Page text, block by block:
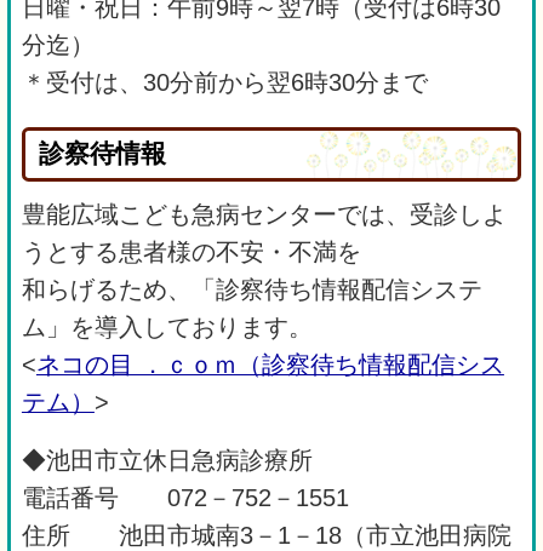
日曜・祝日：午前9時～翌7時（受付は6時30
分迄）
＊受付は、30分前から翌6時30分まで
診察待情報
豊能広域こども急病センターでは、受診しよ
うとする患者様の不安・不満を
和らげるため、「診察待ち情報配信システ
ム」を導入しております。
<ネコの目 ．ｃｏｍ（診察待ち情報配信シス
テム） >
◆池田市立休日急病診療所
電話番号 072－752－1551
住所 池田市城南3－1－18（市立池田病院